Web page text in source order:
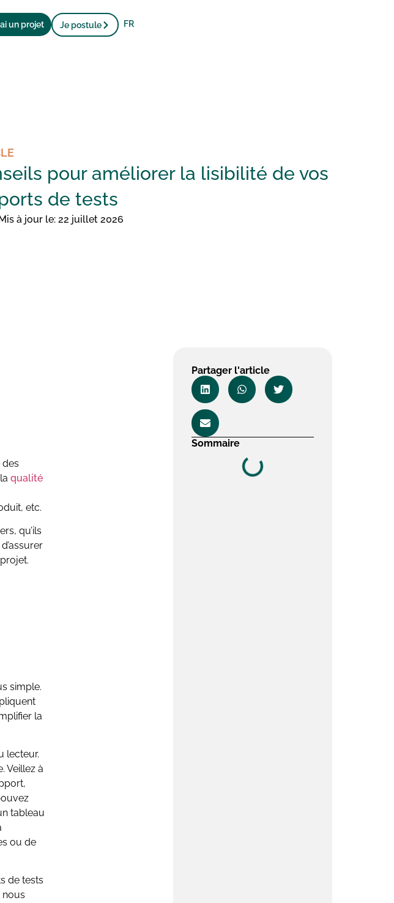
un projet Je postule FR
pour améliorer la lisibilité de vos
de tests
Mis à jour le: 22 juillet 2026
des
qualité
etc.
qu’ils
simple.
la
lecteur.
Veillez à
tableau
ou de
de tests
nous
Partager l'article
Sommaire